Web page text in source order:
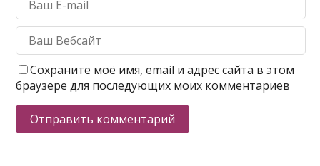
Сохраните моё имя, email и адрес сайта в этом
браузере для последующих моих комментариев